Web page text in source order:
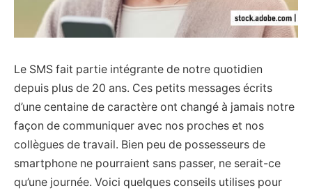
Le SMS fait partie intégrante de notre quotidien
depuis plus de 20 ans. Ces petits messages écrits
d’une centaine de caractère ont changé à jamais notre
façon de communiquer avec nos proches et nos
collègues de travail. Bien peu de possesseurs de
smartphone ne pourraient sans passer, ne serait-ce
qu’une journée. Voici quelques conseils utilises pour